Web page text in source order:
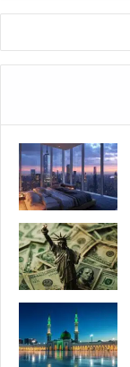
с
с
т
и
ч
е
с
к
о
м
п
о
л